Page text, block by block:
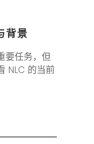
背景
要任务，但
NLC 的当前